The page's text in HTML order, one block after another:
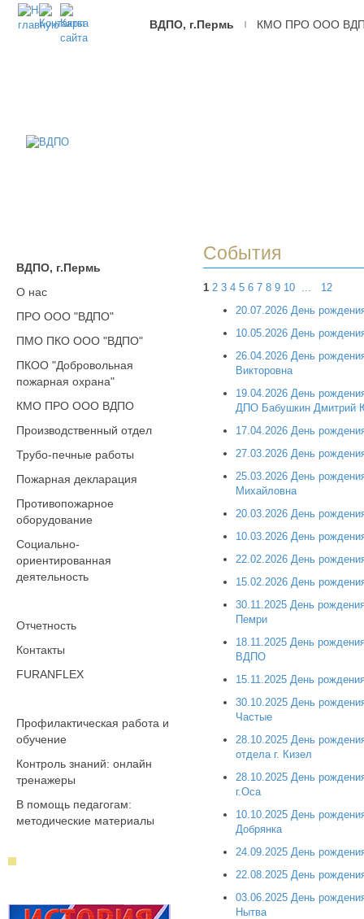
ВДПО, г.Пермь КМО ПРО ООО
ВДПО, г.Пермь
О нас
ПРО ООО "ВДПО"
ПМО ПКО ООО "ВДПО"
ПКОО "Добровольная
пожарная охрана"
КМО ПРО ООО ВДПО
Производственный отдел
Трубо-печные работы
Пожарная декларация
Противопожарное
оборудование
Социально-
ориентированная
деятельность
Отчетность
Контакты
FURANFLEX
Профилактическая работа и
обучение
Контроль знаний: онлайн
тренажеры
В помощь педагогам:
методические материалы
События
1 2 3 4 5 6 7 8 9 10 ...
12
20.07.2026 День
10.05.2026 День
26.04.2026 День
Викторовна
19.04.2026 День
ДПО Бабушкин Дмитрий
17.04.2026 День
27.03.2026 День
25.03.2026 День
Михайловна
20.03.2026 День
10.03.2026 День
22.02.2026 День
15.02.2026 День
30.11.2025 День
Пемри
18.11.2025 День
ВДПО
15.11.2025 День
30.10.2025 День
Частые
28.10.2025 День
отдела г. Кизел
28.10.2025 День
г.Оса
10.10.2025 День
Добрянка
24.09.2025 День
22.08.2025 День
03.06.2025 День
Нытва